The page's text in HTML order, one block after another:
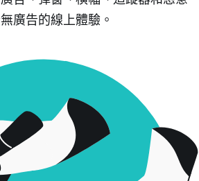
廣告的線上體驗。